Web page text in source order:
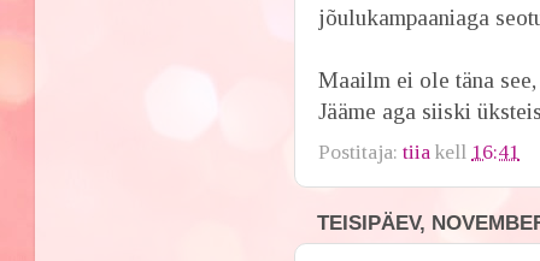
jõulukampaaniaga
Maailm ei ole täna
Jääme aga siiski
Postitaja:tiia kell 16:41
TEISIPÄEV,